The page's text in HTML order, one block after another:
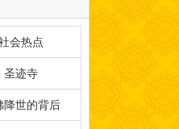
会热点
圣迹寺
降世的背后